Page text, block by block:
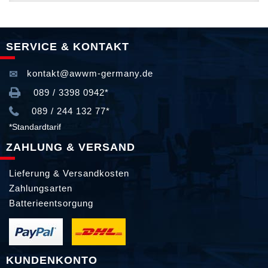
SERVICE & KONTAKT
kontakt@awwm-germany.de
089 / 3398 0942*
089 / 244 132 77*
*Standardtarif
ZAHLUNG & VERSAND
Lieferung & Versandkosten
Zahlungsarten
Batterieentsorgung
KUNDENKONTO